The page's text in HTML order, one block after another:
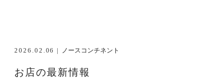
2026.02.06 | ノースコンチネント
お店の最新情報